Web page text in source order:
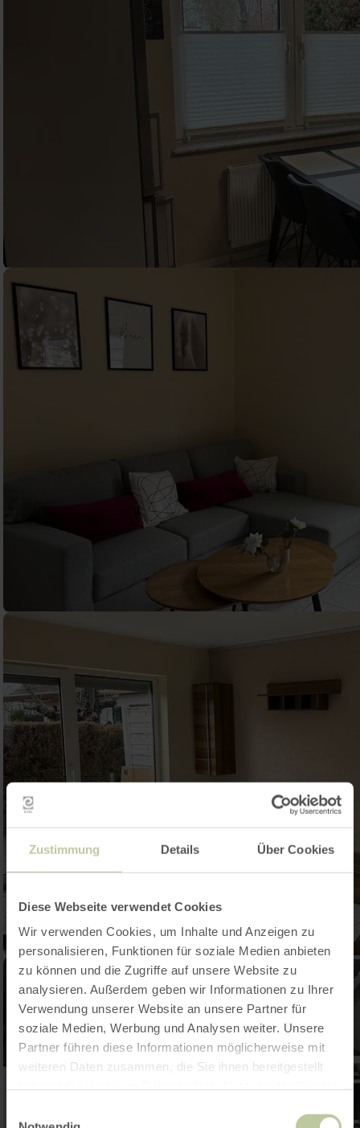
Zustimmung Details Über Cookies
Diese Webseite verwendet Cookies
Wir verwenden Cookies, um Inhalte und Anzeigen zu
personalisieren, Funktionen für soziale Medien anbieten
zu können und die Zugriffe auf unsere Website zu
analysieren. Außerdem geben wir Informationen zu Ihrer
Verwendung unserer Website an unsere Partner für
soziale Medien, Werbung und Analysen weiter. Unsere
Partner führen diese Informationen möglicherweise mit
weiteren Daten zusammen, die Sie ihnen bereitgestellt